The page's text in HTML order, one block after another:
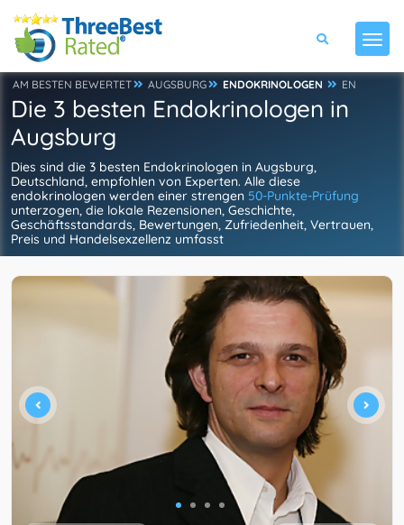
AM BESTEN BEWERTET AUGSBURG ENDOKRINOLOGEN EN
Die 3 besten Endokrinologen in
Augsburg
Dies sind die 3 besten Endokrinologen in Augsburg,
Deutschland, empfohlen von Experten. Alle diese
endokrinologen werden einer strengen 50-Punkte-Prüfung
unterzogen, die lokale Rezensionen, Geschichte,
Geschäftsstandards, Bewertungen, Zufriedenheit, Vertrauen,
Preis und Handelsexzellenz umfasst